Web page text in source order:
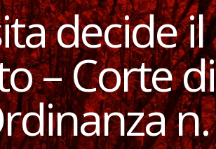
decide il
– Corte di
n.